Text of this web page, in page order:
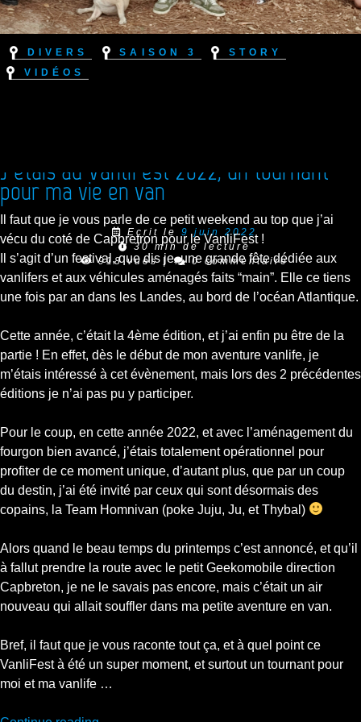
Divers Saison 3
Story
Vidéos
J’étais au VanliFest 2022, un tournant
pour ma vie en van
Ecrit le 9 juin 2022
30 min de lecture
918 vues | 0 commentaire
Il faut que je vous parle de ce petit weekend au top que j’ai
vécu du coté de Capbretron pour le VanliFest !
Il s’agit d’un festival, que dis je, une grande fête dédiée aux
vanlifers et aux véhicules aménagés faits “main”. Elle ce tiens
une fois par an dans les Landes, au bord de l’océan Atlantique.
Cette année, c’était la 4ème édition, et j’ai enfin pu être de la
partie ! En effet, dès le début de mon aventure vanlife, je
m’étais intéressé à cet évènement, mais lors des 2 précédentes
éditions je n’ai pas pu y participer.
Pour le coup, en cette année 2022, et avec l’aménagement du
fourgon bien avancé, j’étais totalement opérationnel pour
profiter de ce moment unique, d’autant plus, que par un coup
du destin, j’ai été invité par ceux qui sont désormais des
copains, la Team Homnivan (poke Juju, Ju, et Thybal)
Alors quand le beau temps du printemps c’est annoncé, et qu’il
à fallut prendre la route avec le petit Geekomobile direction
Capbreton, je ne le savais pas encore, mais c’était un air
nouveau qui allait souffler dans ma petite aventure en van.
Bref, il faut que je vous raconte tout ça, et à quel point ce
VanliFest à été un super moment, et surtout un tournant pour
moi et ma vanlife …